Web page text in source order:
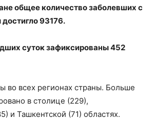
общее количество заболевших с
93176.
суток зафиксированы 452
во всех регионах страны. Больше
в столице (229),
и Ташкентской (71) областях.